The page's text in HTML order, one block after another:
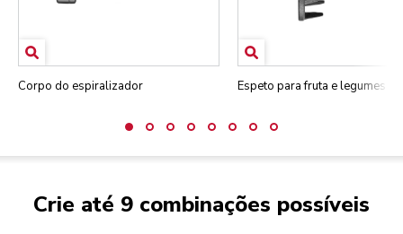
Corpo do espiralizador Espeto para fruta e legumes
Crie até 9 combinações possíveis